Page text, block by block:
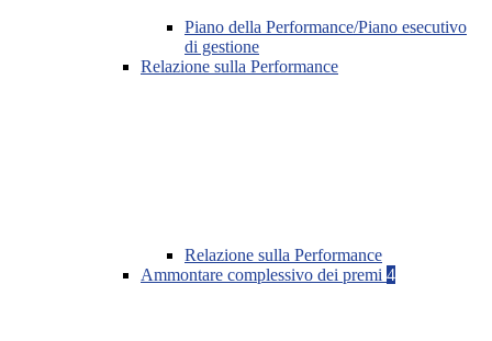
Piano della Performance/Piano esecutivo
di gestione
Relazione sulla Performance
Relazione sulla Performance
Ammontare complessivo dei premi 4